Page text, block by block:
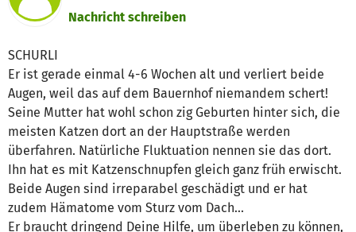
Nachricht schreiben
SCHURLI
Er ist gerade einmal 4-6 Wochen alt und verliert beide
Augen, weil das auf dem Bauernhof niemandem schert!
Seine Mutter hat wohl schon zig Geburten hinter sich, die
meisten Katzen dort an der Hauptstraße werden
überfahren. Natürliche Fluktuation nennen sie das dort.
Ihn hat es mit Katzenschnupfen gleich ganz früh erwischt.
Beide Augen sind irreparabel geschädigt und er hat
zudem Hämatome vom Sturz vom Dach…
Er braucht dringend Deine Hilfe, um überleben zu können,